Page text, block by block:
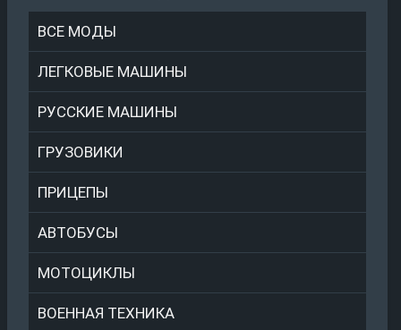
ВСЕ МОДЫ
ЛЕГКОВЫЕ МАШИНЫ
РУССКИЕ МАШИНЫ
ГРУЗОВИКИ
ПРИЦЕПЫ
АВТОБУСЫ
МОТОЦИКЛЫ
ВОЕННАЯ ТЕХНИКА